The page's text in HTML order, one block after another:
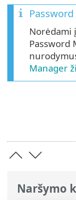
Naršymo
Norėdami
Password
Manager